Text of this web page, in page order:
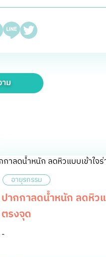
ม
อายุรกรรม
ปากกาลดน้ำหนัก ลดหิว
ตรงจุด
-